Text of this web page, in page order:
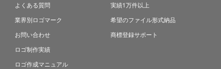
よくある質問
業界別ロゴマーク
お問い合わせ
ロゴ制作実績
ロゴ作成マニュアル
実績1万件以上
希望のファイル形式納品
商標登録サポート